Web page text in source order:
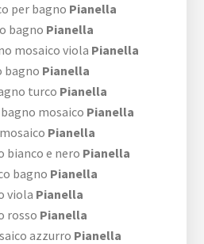
per bagno Pianella
bagno Pianella
mosaico viola Pianella
bagno Pianella
turco Pianella
mosaico Pianella
Pianella
bianco e nero Pianella
bagno Pianella
viola Pianella
rosso Pianella
azzurro Pianella